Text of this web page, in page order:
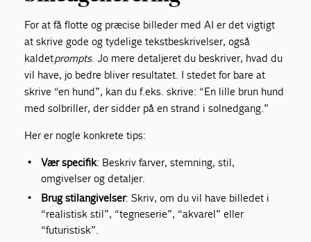
For at få flotte og præcise billeder med AI er det vigtigt
at skrive gode og tydelige tekstbeskrivelser, også
kaldetprompts. Jo mere detaljeret du beskriver, hvad du
vil have, jo bedre bliver resultatet. I stedet for bare at
skrive “en hund”, kan du f.eks. skrive: “En lille brun hund
med solbriller, der sidder på en strand i solnedgang.”
Her er nogle konkrete tips:
Vær specifik: Beskriv farver, stemning, stil,
omgivelser og detaljer.
Brug stilangivelser: Skriv, om du vil have billedet i
“realistisk stil”, “tegneserie”, “akvarel” eller
“futuristisk”.